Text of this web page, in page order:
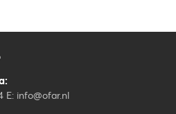
E: info@ofar.nl